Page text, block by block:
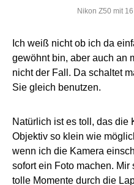
Nikon Z50 mit
Ich weiß nicht ob ich da
gewöhnt bin, aber auch an
nicht der Fall. Da schaltet
Sie gleich benutzen.
Natürlich ist es toll, das die
Objektiv so klein wie
wenn ich die Kamera
sofort ein Foto machen.
tolle Momente durch die